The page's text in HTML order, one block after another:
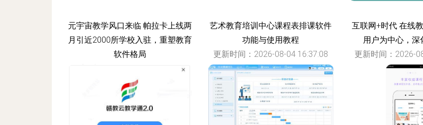
元宇宙教学风口来临 帕拉卡上线两
月引近2000所学校入驻，重塑教育
软件格局
更新时间：2026-08-04 11:56:42
艺术教育培训中心课程表排课软件
功能与使用教程
更新时间：2026-08-04 16:37:08
互联网+时代 在线
用户为中心，深
更新时间：2026-